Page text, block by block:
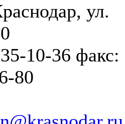
ул.
10-36 факс:
80